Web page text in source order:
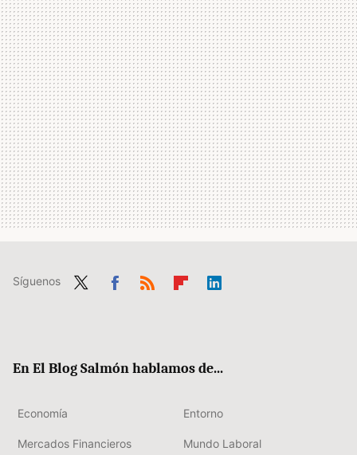
Síguenos
En El Blog Salmón hablamos de...
Economía Entorno
Mercados Financieros Mundo Laboral